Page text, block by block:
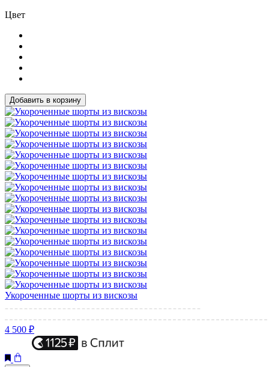
Цвет
Добавить в корзину
Укороченные шорты из вискозы
4 500 ₽